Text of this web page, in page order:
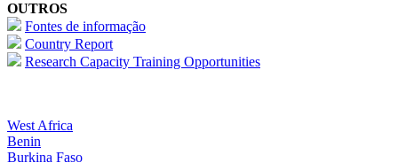
OUTROS
Fontes de informação
Country Report
Research Capacity Training Opportunities
West Africa
Benin
Burkina Faso